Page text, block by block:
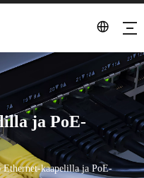
ja PoE-
Ethernet-kaapelilla ja PoE-